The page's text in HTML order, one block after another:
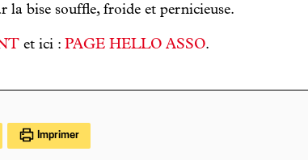
la bise souffle, froide et pernicieuse.
et ici : PAGE HELLO ASSO.
Imprimer